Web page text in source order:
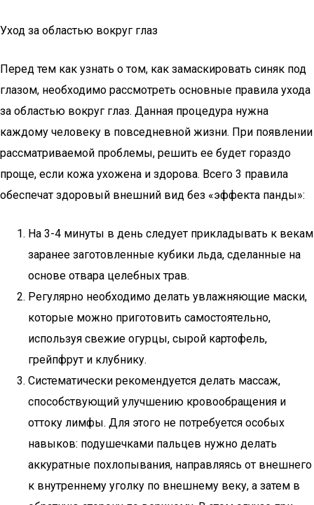
Уход за областью вокруг глаз
Перед тем как узнать о том, как замаскировать синяк под
глазом, необходимо рассмотреть основные правила ухода
за областью вокруг глаз. Данная процедура нужна
каждому человеку в повседневной жизни. При появлении
рассматриваемой проблемы, решить ее будет гораздо
проще, если кожа ухожена и здорова. Всего 3 правила
обеспечат здоровый внешний вид без «эффекта панды»:
На 3-4 минуты в день следует прикладывать к векам
заранее заготовленные кубики льда, сделанные на
основе отвара целебных трав.
Регулярно необходимо делать увлажняющие маски,
которые можно приготовить самостоятельно,
используя свежие огурцы, сырой картофель,
грейпфрут и клубнику.
Систематически рекомендуется делать массаж,
способствующий улучшению кровообращения и
оттоку лимфы. Для этого не потребуется особых
навыков: подушечками пальцев нужно делать
аккуратные похлопывания, направляясь от внешнего
к внутреннему уголку по внешнему веку, а затем в